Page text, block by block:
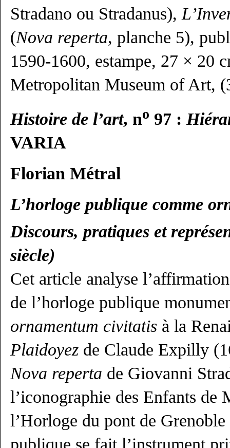
Stradano ou Stradanus),
(Nova reperta, planche 5),
1590-1600, estampe, 27 × 20
Metropolitan Museum of Art,
Histoire de l’art, no 97 :
VARIA
Florian Métral
L’horloge publique comme
Discours, pratiques et
siècle)
Cet article analyse
de l’horloge publique
ornamentum civitatis à la
Plaidoyez de Claude Expilly
Nova reperta de Giovanni
l’iconographie des Enfants de
l’Horloge du pont de